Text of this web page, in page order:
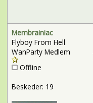
Membrainiac
Flyboy From Hell
WanParty Medlem
Offline
Beskeder: 19